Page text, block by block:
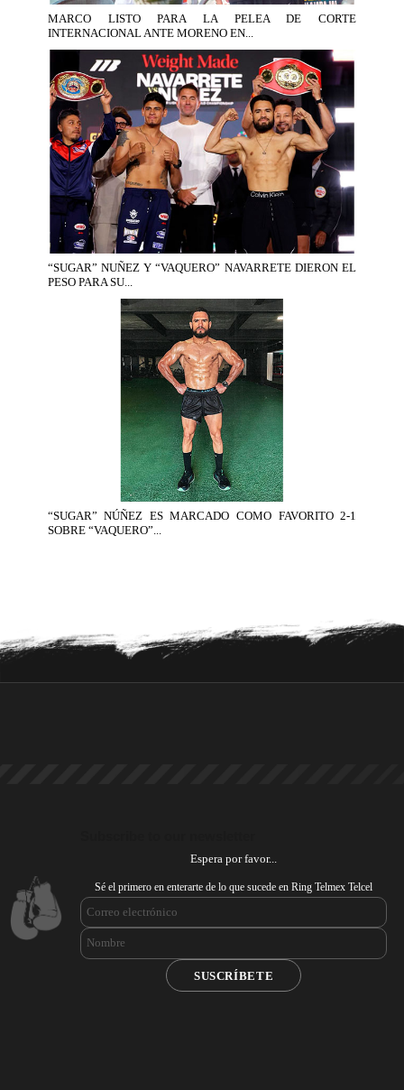
MARCO LISTO PARA LA PELEA DE CORTE
INTERNACIONAL ANTE MORENO EN...
“SUGAR” NUÑEZ Y “VAQUERO” NAVARRETE DIERON EL
PESO PARA SU...
“SUGAR” NÚÑEZ ES MARCADO COMO FAVORITO 2-1
SOBRE “VAQUERO”...
Espera por favor...
Sé el primero en enterarte de lo que sucede en Ring Telmex Telcel